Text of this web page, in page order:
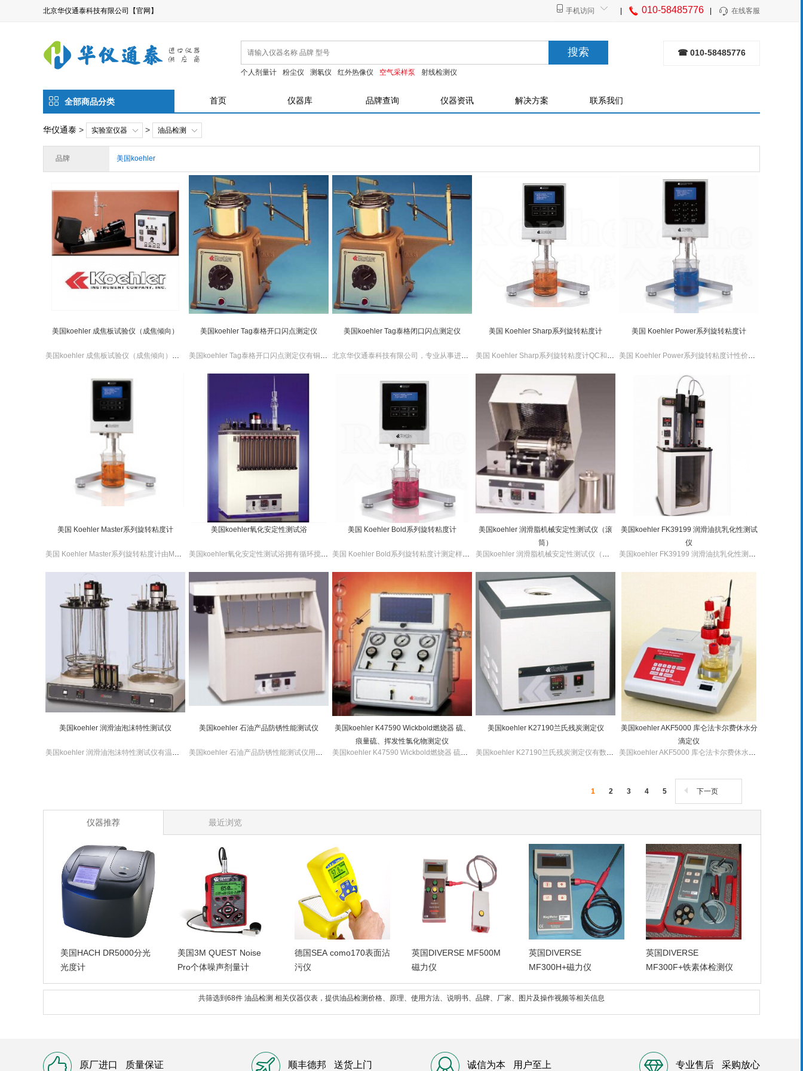
北京华仪通泰科技有限公司【官网】 在线客服
010-58485776
手机访问
搜索
个人剂量计 粉尘仪 测氡仪 红外热像仪 空气采样泵 射线检测仪
☎ 010-58485776
全部商品分类 首页 仪器库 品牌查询 仪器资讯 解决方案 联系我们
华仪通泰 > 实验室仪器 > 油品检测
品牌 美国koehler
美国koehler 成焦板试验仪（成焦倾向）
美国koehler 成焦板试验仪（成焦倾向）适用于发动机试验前的模拟试验。美国koehler 成焦板试验仪（成焦倾向）数字控制，高精度流量计，更拥有互锁安全开关。
美国koehler Tag泰格开口闪点测定仪
美国koehler Tag泰格开口闪点测定仪有铜质测试杯。美国koehler Tag泰格开口闪点测定仪包含滑动门、燃烧器和温度计套管。
美国koehler Tag泰格闭口闪点测定仪
北京华仪通泰科技有限公司，专业从事进口分析检测仪器仪表销售，我们提供丰富的商品种类、有竞争力的产品价格及卓的售后服务。 美国koehler Tag泰格闭口闪点测定仪是一款性价比高的测定仪，操作简单。
美国 Koehler Sharp系列旋转粘度计
美国 Koehler Sharp系列旋转粘度计QC和R&D实验室不可或缺，其设计外观新型，性价比高。美国 Koehler Sharp系列旋转粘度计自动故障检测，可实时监控样品温度。
美国 Koehler Power系列旋转粘度计
美国 Koehler Power系列旋转粘度计性价比高，新型的外观设计。美国 Koehler Power系列旋转粘度计有编程功能，用户校准功能，可以两个单位制转换，并能故障自检。
美国 Koehler Master系列旋转粘度计
美国 Koehler Master系列旋转粘度计由Master软件控制, 提供很广泛和独特流变测定。美国 Koehler Master系列旋转粘度计12个操作按键，直观曲线显示，存储设定功能，用户校准功能。
美国koehler氧化安定性测试浴
美国koehler氧化安定性测试浴拥有循环搅拌器，有数字显示器。美国koehler氧化安定性测试浴可以自动断开电源，独立流量计与控制阀。
美国 Koehler Bold系列旋转粘度计
美国 Koehler Bold系列旋转粘度计测定样品的动力粘度，测值快速准确，数字显示。美国 Koehler Bold系列旋转粘度计自动量程选择，10种语言选择。自动校准功能。
美国koehler 润滑脂机械安定性测试仪（滚
筒）
美国koehler 润滑脂机械安定性测试仪（滚筒）微处理器PID控制温度，有绝缘箱体。美国koehler 润滑脂机械安定性测试仪（滚筒）有耐用比例驱动马达，便于转换操作。
美国koehler FK39199 润滑油抗乳化性测试
仪
美国koehler FK39199 润滑油抗乳化性测试仪有微处理LED数显温度控制器，恒温浴。美国koehler FK39199 润滑油抗乳化性测试仪操作简单，有独立速度控制器和数字显示。
美国koehler 润滑油泡沫特性测试仪
美国koehler 润滑油泡沫特性测试仪有温度控制，可数字设定与显示。美国koehler 润滑油泡沫特性测试仪内置式超温保护系统，内置高效搅拌器。
美国koehler 石油产品防锈性能测试仪
美国koehler 石油产品防锈性能测试仪用于控制由于汽油或馏出燃料潮气冷凝导致的腐蚀。美国koehler 石油产品防锈性能测试仪微处理器控制,防爆球轴承型
美国koehler K47590 Wickbold燃烧器 硫、
痕量硫、挥发性氯化物测定仪
美国koehler K47590 Wickbold燃烧器 硫、痕量硫、挥发性氯化物测定仪可以检测液化石油气和液态石油产品中的总硫也检测痕量挥发性氯化物。
美国koehler K27190兰氏残炭测定仪
美国koehler K27190兰氏残炭测定仪有数字显示和超温保护功能微处理器温度控制。美国koehler K27190兰氏残炭测定仪自动调温控制，温控电路保护。
美国koehler AKF5000 库仑法卡尔费休水分
滴定仪
美国koehler AKF5000 库仑法卡尔费休水分滴定仪多功能性，易于操作。美国koehler AKF5000 库仑法卡尔费休水分滴定仪拥有自动补偿误差系统，微处理器控制搅拌器速度。
1 2 3 4 5 下一页
仪器推荐 最近浏览
美国HACH DR5000分光
光度计
美国3M QUEST Noise
Pro个体噪声剂量计
德国SEA como170表面沾
污仪
英国DIVERSE MF500M
磁力仪
英国DIVERSE
MF300H+磁力仪
英国DIVERSE
MF300F+铁素体检测仪
共筛选到68件 油品检测 相关仪器仪表，提供油品检测价格、原理、使用方法、说明书、品牌、厂家、图片及操作视频等相关信息
原厂进口 质量保证 顺丰德邦 送货上门 诚信为本 用户至上 专业售后 采购放心